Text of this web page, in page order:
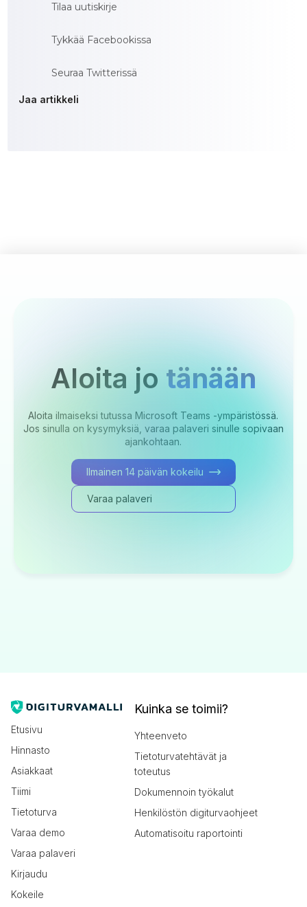
Tilaa uutiskirje
Tykkää Facebookissa
Seuraa Twitterissä
Jaa artikkeli
Aloita jo tänään
Aloita ilmaiseksi tutussa Microsoft Teams -ympäristössä.
Jos sinulla on kysymyksiä, varaa palaveri sinulle sopivaan
ajankohtaan.
Ilmainen 14 päivän kokeilu
Varaa palaveri
Etusivu
Hinnasto
Asiakkaat
Tiimi
Tietoturva
Varaa demo
Varaa palaveri
Kirjaudu
Kokeile
Kuinka se toimii?
Yhteenveto
Tietoturvatehtävät ja
toteutus
Dokumennoin työkalut
Henkilöstön digiturvaohjeet
Automatisoitu raportointi